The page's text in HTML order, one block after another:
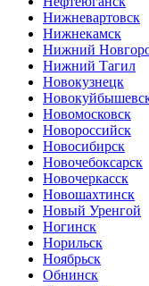
Нижневартовск
Нижнекамск
Нижний
Нижний Тагил
Новокузнецк
Новомосковск
Новороссийск
Новосибирск
Новочебоксарск
Новочеркасск
Новошахтинск
Новый Уренгой
Ногинск
Норильск
Ноябрьск
Обнинск